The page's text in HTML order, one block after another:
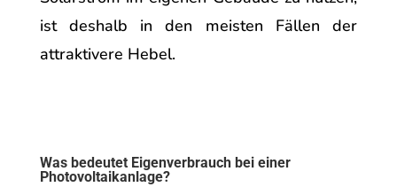
ist deshalb in den meisten Fällen der
attraktivere Hebel.
Was bedeutet Eigenverbrauch bei einer
Photovoltaikanlage?